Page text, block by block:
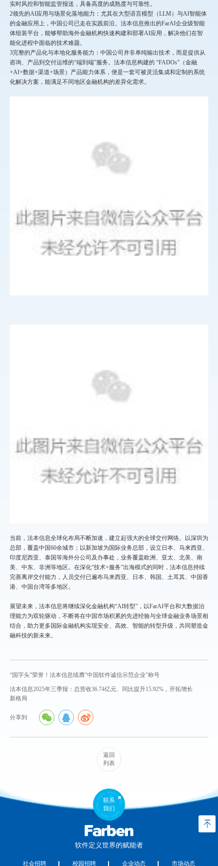
实时风控和智能监管报送，具备高度的成熟度与可靠性。
2领先的AI应用与场景化落地能力：尤其在大型语言模型（LLM）与AI智能体
的金融应用上，中国公司已走在实践前沿。法本信息推出的FarAI企业级智能
体组装平台，能够帮助海外金融机构快速构建和部署AI应用，解决他们在智
能化进程中面临的技术难题。
3完整的产品化与本地化服务能力：中国公司并非单纯输出技术，而是提供从
咨询、产品到交付运维的“端到端”服务。法本信息构建的 “FADOs”（金融
+AI+数据+渠道+场景）产品能力体系，便是一套可被灵活集成和定制的系统
化解决方案，能满足不同地区金融机构的差异化需求。
当前，法本信息全球化布局不断加速，建立起强大的全球交付网络。以深圳为
总部，覆盖中国60余城市；以新加坡为国际业务总部，设立日本、马来西亚、
印度尼西亚、泰国等海外分公司及办事处，业务覆盖欧洲、亚太、北美、南
美、中东、非洲等地区。在深化“技术+服务”出海模式的同时，法本信息持续
完善离岸交付能力，人员交付已遍布马来西亚、日本、韩国、土耳其、中国香
港、中国台湾等多地区。
展望未来，法本信息将继续深化金融机构“AI转型”，以FarAI平台和大数据治
理能力为双轮驱动，不断将在中国市场积累的先进经验与全球金融业务场景相
结合，助力更多国际金融机构实现安全、高效、智能的转型升级，共同塑造金
融科技的新未来。
“国字头”荣誉！法本信息续膺“中国软件诚信示范企业”称号
法本信息2025年三季报：总营收36.74亿元、同比提升15.92%，开拓增长
新格局
分享到
返回
列表
联系
我们
软件定义世界的赋能者
社会招聘 校园招聘 企业动态 市场动态